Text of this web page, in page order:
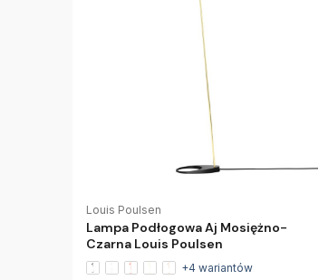
Louis Poulsen
Lampa Podłogowa Aj Mosiężno-
Czarna Louis Poulsen
+4 wariantów